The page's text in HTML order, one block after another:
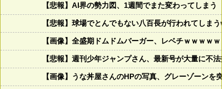
【悲報】AI界の勢力図、1週間でまた変わってしまう
【悲報】球場でとんでもない八百長が行われてし
【画像】全盛期ドムドムバーガー、レベチｗｗｗｗ
【悲報】週刊少年ジャンプさん、最新号が大量に不
【画像】うな丼屋さんのHPの写真、グレーゾーンを